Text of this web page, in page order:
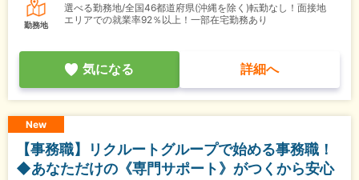
勤務地
選べる勤務地/全国46都道府県(沖縄を除く)転勤なし！面接地
エリアでの就業率92％以上！一部在宅勤務あり
気になる 詳細へ
New
【事務職】リクルートグループで始める事務職！
◆あなただけの《専門サポート》がつくから安心